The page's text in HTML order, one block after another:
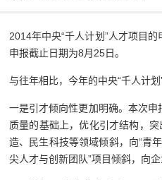
2014年中央“千人计划”人才项目
申报截止日期为8月25日。
与往年相比，今年的中央“千人计划
一是引才倾向性更加明确。本次
质量的基础上，优化引才结构，突
造、民生科技等领域倾斜，向“青
尖人才与创新团队”项目倾斜，向企